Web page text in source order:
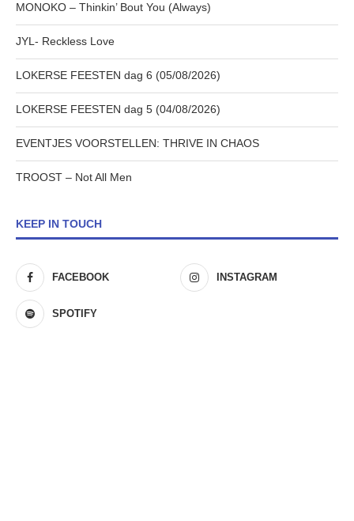
MONOKO – Thinkin’ Bout You (Always)
JYL- Reckless Love
LOKERSE FEESTEN dag 6 (05/08/2026)
LOKERSE FEESTEN dag 5 (04/08/2026)
EVENTJES VOORSTELLEN: THRIVE IN CHAOS
TROOST – Not All Men
KEEP IN TOUCH
FACEBOOK INSTAGRAM
SPOTIFY